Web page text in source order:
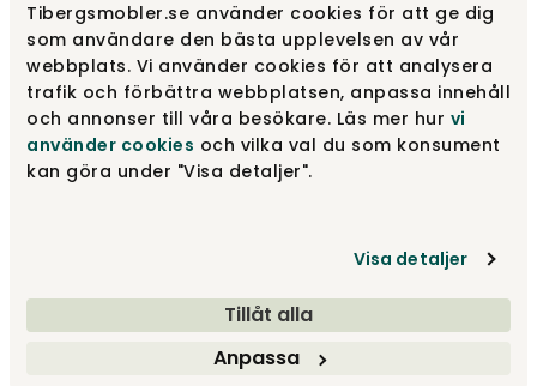
Tibergsmobler.se använder cookies för att ge dig
som användare den bästa upplevelsen av vår
webbplats. Vi använder cookies för att analysera
trafik och förbättra webbplatsen, anpassa innehåll
och annonser till våra besökare. Läs mer hur vi
använder cookies och vilka val du som konsument
kan göra under "Visa detaljer".
Visa detaljer
Tillåt alla
Anpassa
Soffbord 11 485 kr
Sidobord 5 779 kr
Lägg i varukorg
Fri frakt över 1.500 kr